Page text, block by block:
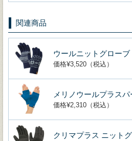
関連商品
ウールニットグローブ
価格¥3,520（税込）
メリノウールプラス
価格¥2,310（税込）
クリマプラス ニット